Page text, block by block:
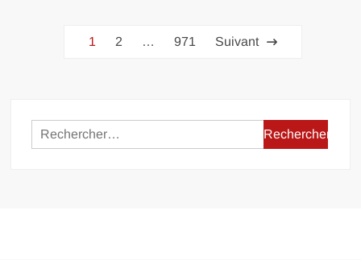
Pagination
1 2 … 971 Suivant
Rechercher :